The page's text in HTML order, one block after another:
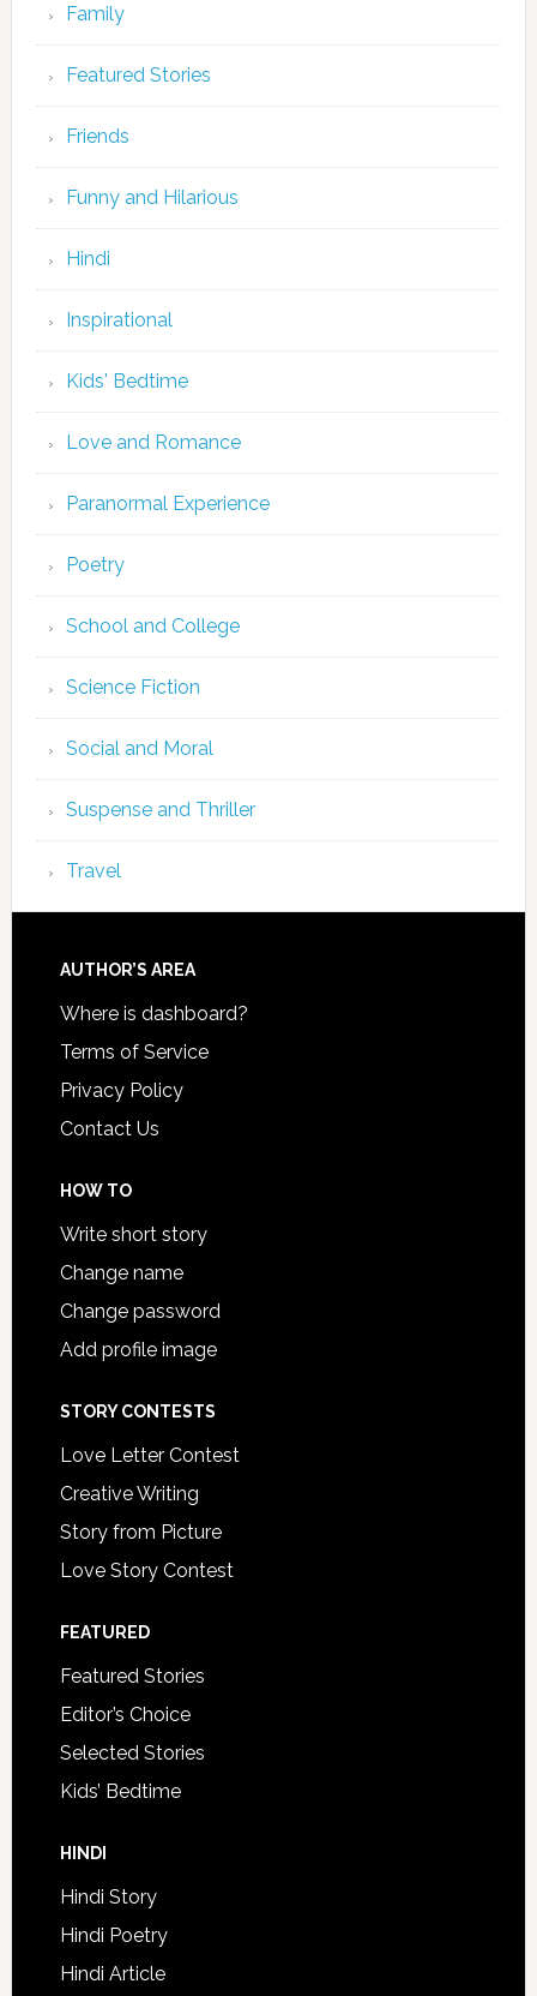
Family
Featured Stories
Friends
Funny and Hilarious
Hindi
Inspirational
Kids' Bedtime
Love and Romance
Paranormal Experience
Poetry
School and College
Science Fiction
Social and Moral
Suspense and Thriller
Travel
AUTHOR’S AREA
Where is dashboard?
Terms of Service
Privacy Policy
Contact Us
HOW TO
Write short story
Change name
Change password
Add profile image
STORY CONTESTS
Love Letter Contest
Creative Writing
Story from Picture
Love Story Contest
FEATURED
Featured Stories
Editor’s Choice
Selected Stories
Kids’ Bedtime
HINDI
Hindi Story
Hindi Poetry
Hindi Article